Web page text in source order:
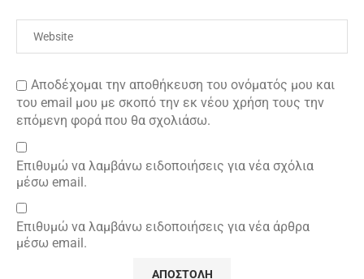
Αποδέχομαι την αποθήκευση του ονόματός μου και
του email μου με σκοπό την εκ νέου χρήση τους την
επόμενη φορά που θα σχολιάσω.
Επιθυμώ να λαμβάνω ειδοποιήσεις για νέα σχόλια
μέσω email.
Επιθυμώ να λαμβάνω ειδοποιήσεις για νέα άρθρα
μέσω email.